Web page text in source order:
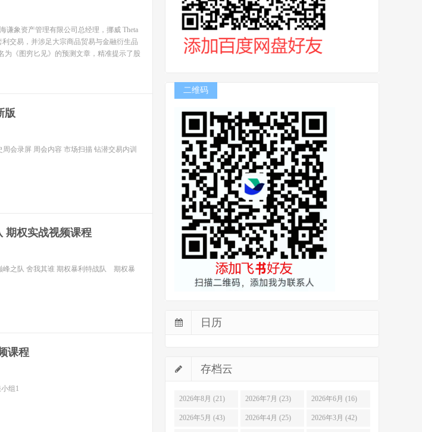
谦象资产管理有限公司总经理，挪威 Theta
利交易，并涉足大宗商品贸易与金融衍生品
为《图穷匕见》的预测文章，精准提示了股
版
会录屏 周会内容 市场扫描 钻潜交易内训
期权实战视频课程
峰之队 舍我其谁 期权暴利特战队 期权暴
课程
组1
二维码
日历
存档云
2026年8月 (21) 2026年7月 (23) 2026年6月 (16)
2026年5月 (43) 2026年4月 (25) 2026年3月 (42)